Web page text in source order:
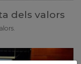
dels valors